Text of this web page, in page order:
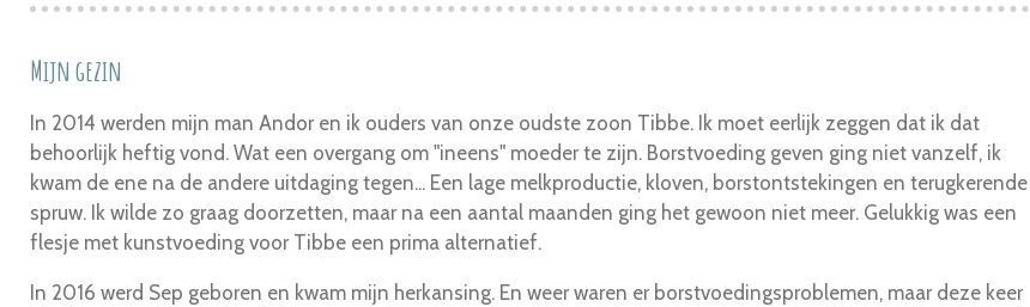
Mijn gezin
In 2014 werden mijn man Andor en ik ouders van onze oudste zoon Tibbe. Ik moet eerlijk zeggen dat ik dat
behoorlijk heftig vond. Wat een overgang om "ineens" moeder te zijn. Borstvoeding geven ging niet vanzelf, ik
kwam de ene na de andere uitdaging tegen... Een lage melkproductie, kloven, borstontstekingen en terugkerende
spruw. Ik wilde zo graag doorzetten, maar na een aantal maanden ging het gewoon niet meer. Gelukkig was een
flesje met kunstvoeding voor Tibbe een prima alternatief.
In 2016 werd Sep geboren en kwam mijn herkansing. En weer waren er borstvoedingsproblemen, maar deze keer